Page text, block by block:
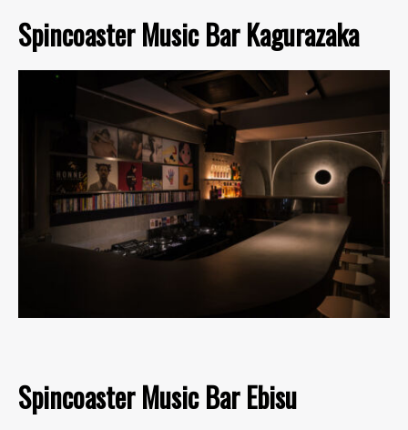
Spincoaster Music Bar Kagurazaka
Spincoaster Music Bar Ebisu